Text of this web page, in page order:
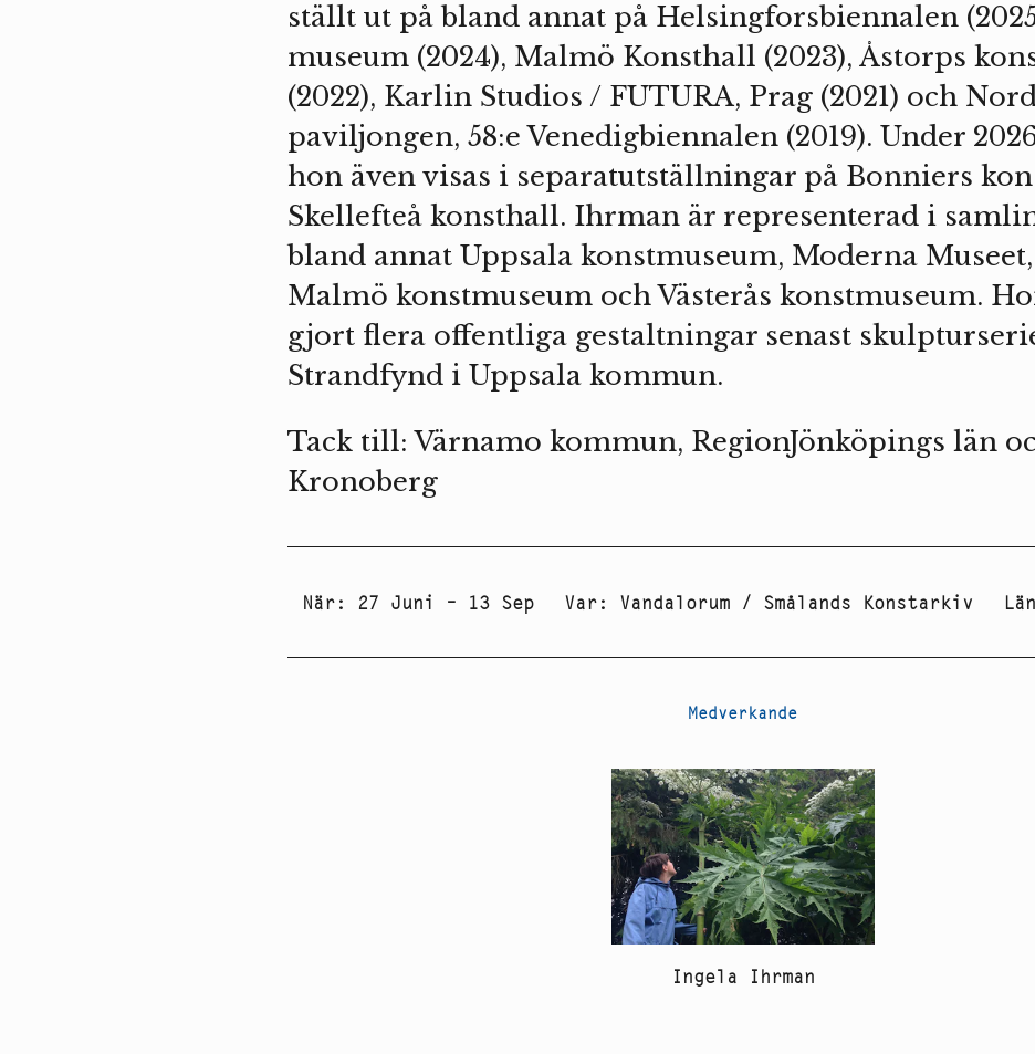
ställt ut på bland annat på Helsingforsbiennalen
museum (2024), Malmö Konsthall (2023), Åstorps
(2022), Karlin Studios / FUTURA, Prag (2021) och
paviljongen, 58:e Venedigbiennalen (2019). Under
hon även visas i separatutställningar på Bonniers
Skellefteå konsthall. Ihrman är representerad i
bland annat Uppsala konstmuseum, Moderna
Malmö konstmuseum och Västerås konstmuseum.
gjort flera offentliga gestaltningar senast
Strandfynd i Uppsala kommun.
Tack till: Värnamo kommun, RegionJönköpings län
Kronoberg
När: 27 Juni – 13 Sep Var: Vandalorum / Smålands Konstarkiv
Medverkande
Ingela Ihrman